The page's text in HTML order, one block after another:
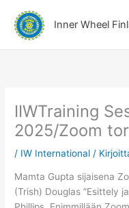
sisältöön
Inner Wheel
IIWTraining
2025/Zoom
/ IW International /
Mamta Gupta sijaisena
(Trish) Douglas ”Esittely
i
h
m
ä
t